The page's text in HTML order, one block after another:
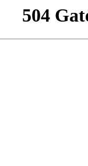
504